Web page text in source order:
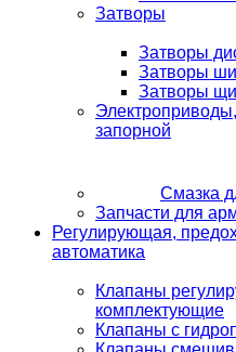
Затворы
Затворы
Затворы
Затворы
запорной
Смазка
Запчасти для
Регулирующая,
автоматика
Клапаны
комплектующие
Клапаны с